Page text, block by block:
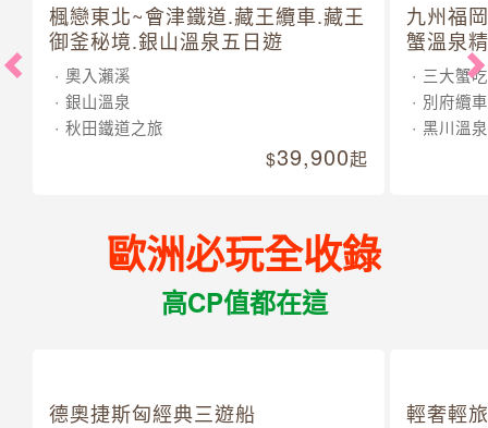
楓戀東北~會津鐵道.藏王纜車.藏王
御釜秘境.銀山溫泉五日遊
奧入瀨溪
銀山溫泉
秋田鐵道之旅
39,900起
九州福
蟹溫泉
三大蟹
別府纜車
黑川溫泉
歐洲必玩全收錄
高CP值都在這
德奧捷斯匈經典三遊船 輕奢輕